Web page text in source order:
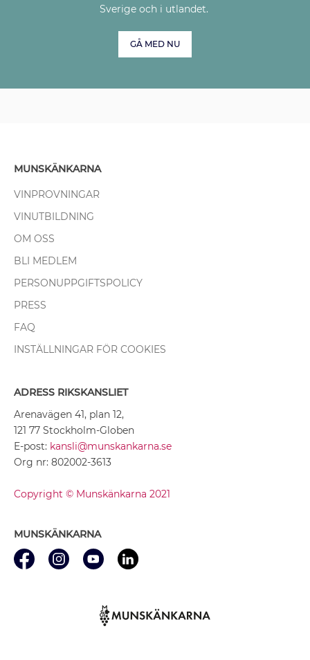
Sverige och i utlandet.
GÅ MED NU
MUNSKÄNKARNA
VINPROVNINGAR
VINUTBILDNING
OM OSS
BLI MEDLEM
PERSONUPPGIFTSPOLICY
PRESS
FAQ
INSTÄLLNINGAR FÖR COOKIES
ADRESS RIKSKANSLIET
Arenavägen 41, plan 12,
121 77 Stockholm-Globen
E-post: kansli@munskankarna.se
Org nr: 802002-3613
Copyright © Munskänkarna 2021
MUNSKÄNKARNA